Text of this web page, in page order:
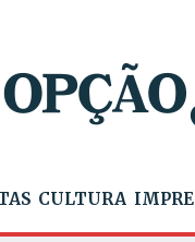
CULTURA